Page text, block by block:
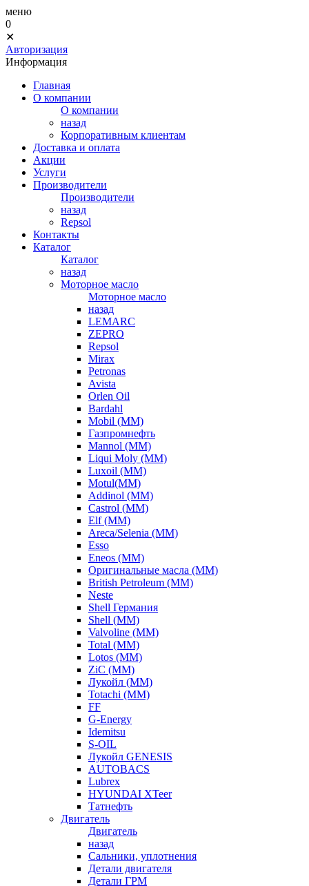
меню
0
✕
Авторизация
Информация
Главная
О компании
О компании
назад
Корпоративным клиентам
Доставка и оплата
Акции
Услуги
Производители
Производители
назад
Repsol
Контакты
Каталог
Каталог
назад
Моторное масло
Моторное масло
назад
LEMARC
ZEPRO
Repsol
Mirax
Petronas
Avista
Orlen Oil
Bardahl
Mobil (ММ)
Газпромнефть
Mannol (ММ)
Liqui Moly (ММ)
Luxoil (ММ)
Motul(ММ)
Addinol (ММ)
Castrol (ММ)
Elf (ММ)
Areca/Selenia (ММ)
Esso
Eneos (ММ)
Оригинальные масла (ММ)
British Petroleum (ММ)
Neste
Shell Германия
Shell (ММ)
Valvoline (ММ)
Total (ММ)
Lotos (ММ)
ZiC (ММ)
Лукойл (ММ)
Totachi (MM)
FF
G-Energy
Idemitsu
S-OIL
Лукойл GENESIS
AUTOBACS
Lubrex
HYUNDAI XTeer
Татнефть
Двигатель
Двигатель
назад
Сальники, уплотнения
Детали двигателя
Детали ГРМ